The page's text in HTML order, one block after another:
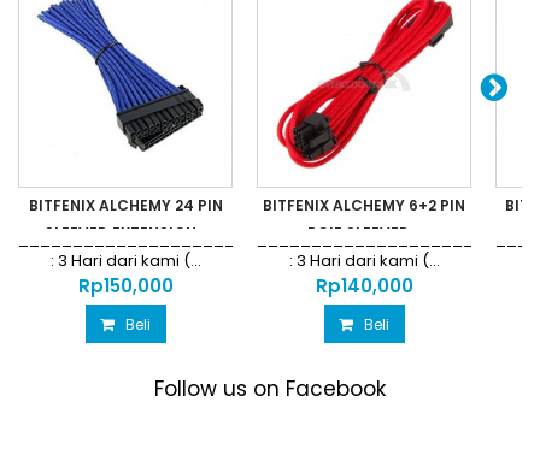
BITFENIX ALCHEMY 24 PIN
SLEEVED EXTENSION...
: 3 Hari dari kami (...
Rp‎150,000
Beli
BITFENIX ALCHEMY 6+2 PIN
PCIE SLEEVED...
: 3 Hari dari kami (...
Rp‎140,000
Beli
Follow us on Facebook